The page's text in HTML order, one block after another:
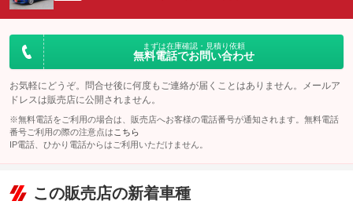
まずは在庫確認・見積り依頼
無料電話でお問い合わせ
お気軽にどうぞ。問合せ後に何度もご連絡が届くことはありません。メールア
ドレスは販売店に公開されません。
※無料電話をご利用の場合は、販売店へお客様の電話番号が通知されます。無料電話
番号ご利用の際の注意点は こちら
IP電話、ひかり電話からはご利用いただけません。
この販売店の新着車種